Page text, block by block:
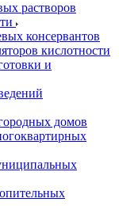
растворов
консервантов
кислотности
и
домов